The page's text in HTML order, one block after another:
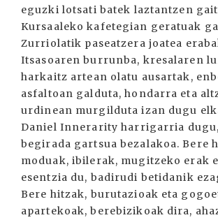
eguzki lotsati batek laztantzen
Kursaaleko kafetegian geratuak
Zurriolatik paseatzera joatea
Itsasoaren burrunba, kresalaren
harkaitz artean olatu ausartak,
asfaltoan galduta, hondarra eta
urdinean murgilduta izan dugu
Daniel Innerarity harrigarria
begirada gartsua bezalakoa. Bere
moduak, ibilerak, mugitzeko erak
esentzia du, badirudi betidanik
Bere hitzak, burutazioak eta
apartekoak, berebizikoak dira,